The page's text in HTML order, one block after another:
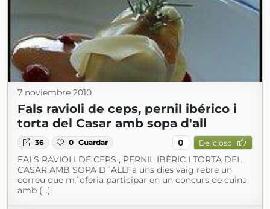
7 noviembre 2010
Fals ravioli de ceps, pernil ibérico i
torta del Casar amb sopa d'all
36 0 Guardar 0 Delicioso
FALS RAVIOLI DE CEPS , PERNIL IBÈRIC I TORTA DEL
CASAR AMB SOPA D´ALLFa uns dies vaig rebre un
correu que m´oferia participar en un concurs de cuina
amb (...)